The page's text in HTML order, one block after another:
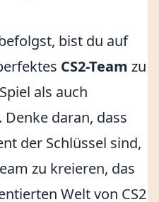
bist du auf
CS2-Team zu
als auch
daran, dass
der Schlüssel sind,
zu kreieren, das
Welt von CS2